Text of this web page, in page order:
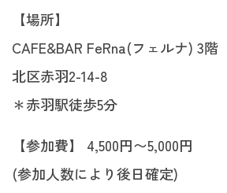
【場所】
CAFE&BAR FeRna(フェルナ) 3階
北区赤羽2-14-8
＊赤羽駅徒歩5分
【参加費】 4,500円〜5,000円
(参加人数により後日確定)